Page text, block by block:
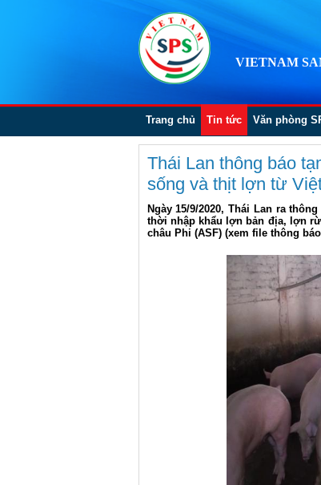
VIETNAM
Trang chủ Tin tức Văn phòng
Thái Lan thông báo
sống và thịt lợn từ
Ngày 15/9/2020, Thái Lan ra
thời nhập khẩu lợn bản địa, lợn
châu Phi (ASF) (xem file thông